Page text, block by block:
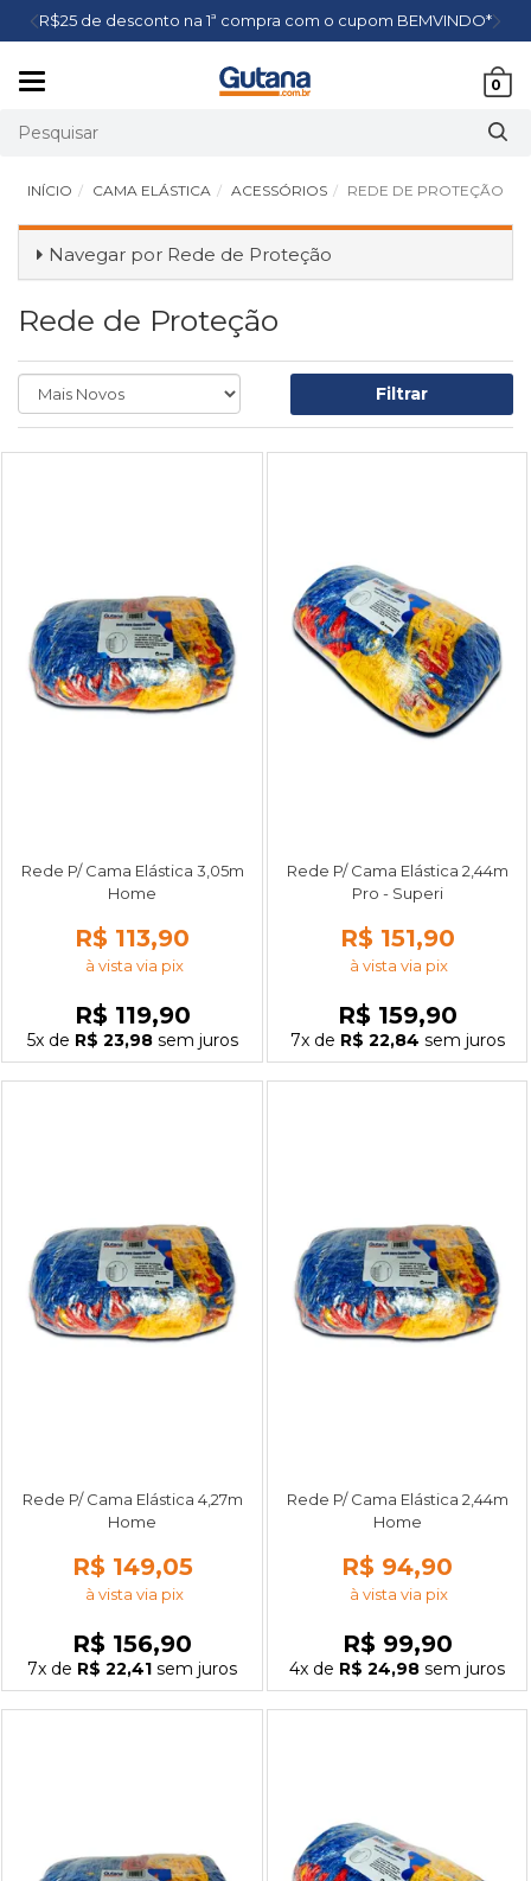
R$25 de desconto na 1ª compra com o cupom BEMVINDO*
0
INÍCIO CAMA ELÁSTICA ACESSÓRIOS REDE DE PROTEÇÃO
Navegar por Rede de Proteção
Rede de Proteção
Filtrar
Rede P/ Cama Elástica 3,05m
Home
R$ 113,90
à vista via pix
R$ 119,90
5xde R$ 23,98sem juros
Rede P/ Cama Elástica 2,44m
Pro - Superi
R$ 151,90
à vista via pix
R$ 159,90
7xde R$ 22,84 sem juros
Rede P/ Cama Elástica 4,27m
Home
R$ 149,05
à vista via pix
R$ 156,90
7x de R$ 22,41 sem juros
Rede P/ Cama Elástica 2,44m
Home
R$ 94,90
à vista via pix
R$ 99,90
4x de R$ 24,98 sem juros